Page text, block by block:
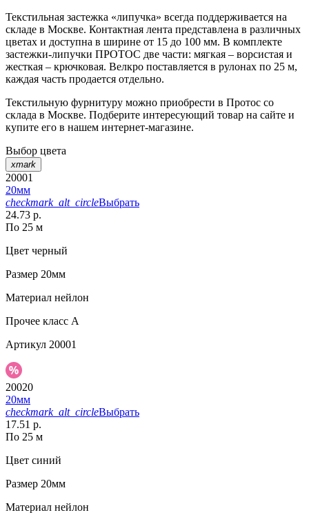
Текстильная застежка «липучка» всегда поддерживается на
складе в Москве. Контактная лента представлена в различных
цветах и доступна в ширине от 15 до 100 мм. В комплекте
застежки-липучки ПРОТОС две части: мягкая – ворсистая и
жесткая – крючковая. Велкро поставляется в рулонах по 25 м,
каждая часть продается отдельно.
Текстильную фурнитуру можно приобрести в Протос со
склада в Москве. Подберите интересующий товар на сайте и
купите его в нашем интернет-магазине.
Выбор цвета
xmark
20001
20мм
checkmark_alt_circleВыбрать
24.73 р.
По 25 м
Цвет черный
Размер 20мм
Материал нейлон
Прочее класс А
Артикул 20001
20020
20мм
checkmark_alt_circleВыбрать
17.51 р.
По 25 м
Цвет синий
Размер 20мм
Материал нейлон